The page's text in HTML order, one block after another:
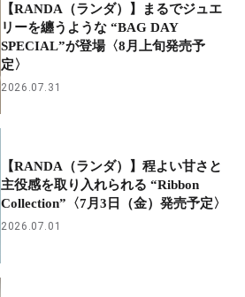
【RANDA（ランダ）】まるでジュエ
リーを纏うような “BAG DAY
SPECIAL”が登場〈8月上旬発売予
定〉
2026.07.31
【RANDA（ランダ）】程よい甘さと
主役感を取り入れられる “Ribbon
Collection”〈7月3日（金）発売予定〉
2026.07.01